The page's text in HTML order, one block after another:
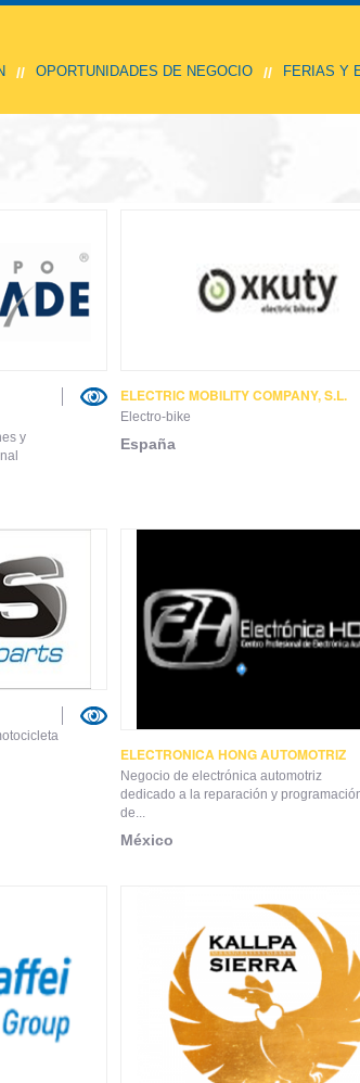
// OPORTUNIDADES DE NEGOCIO // FERIAS Y
y
ELECTRIC MOBILITY COMPANY, S.L.
Electro-bike
España
ELECTRONICA HONG AUTOMOTRIZ
Negocio de electrónica automotriz
dedicado a la reparación y
de...
México